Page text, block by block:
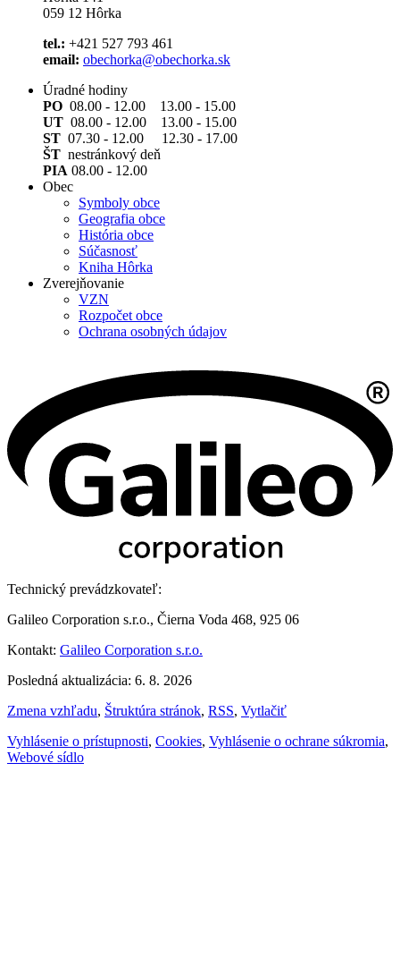
059 12 Hôrka
tel.: +421 527 793 461
email: obechorka@obechorka.sk
Úradné hodiny
PO 08.00 - 12.00 13.00 - 15.00
UT 08.00 - 12.00 13.00 - 15.00
ST 07.30 - 12.00 12.30 - 17.00
ŠT nestránkový deň
PIA 08.00 - 12.00
Obec
Symboly obce
Geografia obce
História obce
Súčasnosť
Kniha Hôrka
Zverejňovanie
VZN
Rozpočet obce
Ochrana osobných údajov
Technický prevádzkovateľ:
Galileo Corporation s.r.o., Čierna Voda 468, 925 06
Kontakt: Galileo Corporation s.r.o.
Posledná aktualizácia: 6. 8. 2026
Zmena vzhľadu, Štruktúra stránok, RSS, Vytlačiť
Vyhlásenie o prístupnosti, Cookies, Vyhlásenie o ochrane súkromia,
Webové sídlo